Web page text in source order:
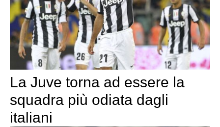
La Juve torna ad essere la
squadra più odiata dagli
italiani